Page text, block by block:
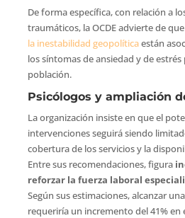
De forma específica, con relación a
traumáticos, la OCDE advierte de que
la inestabilidad geopolíticaestán
los síntomas de ansiedad y de
población.
Psicólogos y ampliación
La organización insiste en que el
intervenciones seguirá siendo
cobertura de los servicios y la
Entre sus recomendaciones, figura
reforzar la fuerza laboral
Según sus estimaciones, alcanzar
requeriría un incremento del 41% en